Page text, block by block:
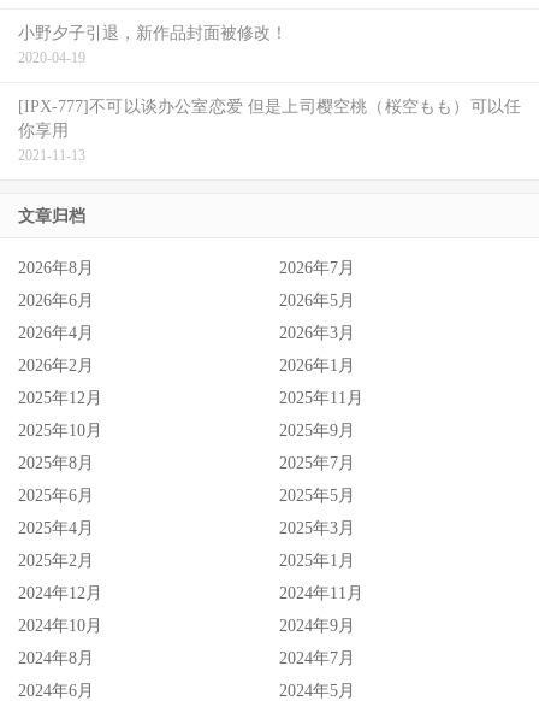
小野夕子引退，新作品封面被修改！
2020-04-19
[IPX-777]不可以谈办公室恋爱 但是上司樱空桃（桜空もも）可以任
你享用
2021-11-13
文章归档
2026年8月
2026年7月
2026年6月
2026年5月
2026年4月
2026年3月
2026年2月
2026年1月
2025年12月
2025年11月
2025年10月
2025年9月
2025年8月
2025年7月
2025年6月
2025年5月
2025年4月
2025年3月
2025年2月
2025年1月
2024年12月
2024年11月
2024年10月
2024年9月
2024年8月
2024年7月
2024年6月
2024年5月